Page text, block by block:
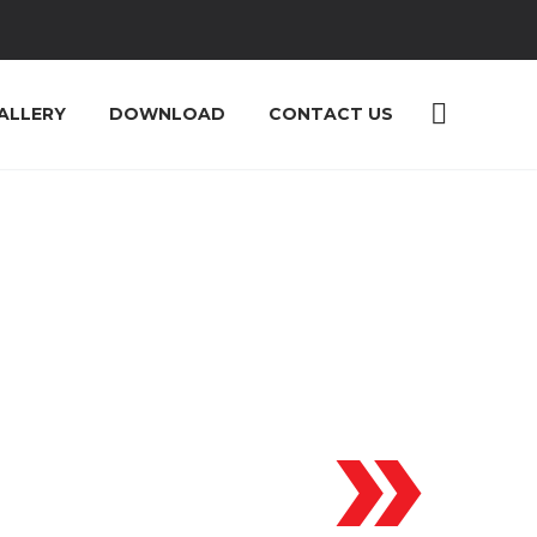
DOWNLOAD CONTACT US